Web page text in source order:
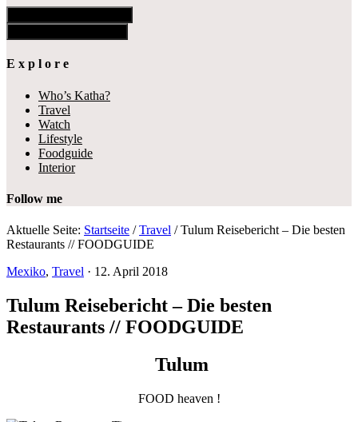
E x p l o r e
Who’s Katha?
Travel
Watch
Lifestyle
Foodguide
Interior
Follow me
Aktuelle Seite: Startseite / Travel /Tulum Reisebericht – Die besten
Restaurants // FOODGUIDE
Mexiko, Travel · 12. April 2018
Tulum Reisebericht – Die besten
Restaurants // FOODGUIDE
Tulum
FOOD heaven !